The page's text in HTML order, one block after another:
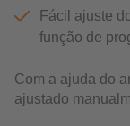
Fácil ajuste
função de
Com a ajuda do
ajustado